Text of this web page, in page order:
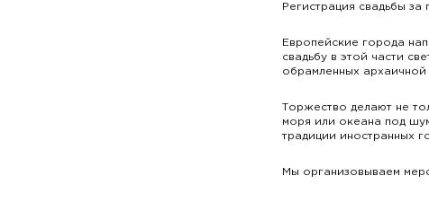
Регистрация свадьбы
Европейские города
свадьбу в этой части
обрамленных архаичной
Торжество делают не
моря или океана под
традиции иностранных
Мы организовываем